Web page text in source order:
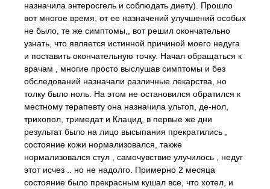
назначила энтеросгель и соблюдать диету). Прошло
вот многое время, от ее назначений улучшений особых
не было, те же симптомы,, вот решил окончательно
узнать, что является истинной причиной моего недуга
и поставить окончательную точку. Начал обращаться к
врачам , многие просто выслушав симптомы и без
обследований назначали различные лекарства, но
толку было ноль. На этом не остановился обратился к
местному терапевту она назначила ультоп, де-нол,
трихопол, тримедат и Клацид, в первые же дни
результат было на лицо высыпания прекратились ,
состояние кожи нормализовался, также
нормализовался стул , самочувствие улучилось , недуг
этот исчез .. но не надолго. Примерно 2 месяца
состояние было прекрасным кушал все, что хотел, и